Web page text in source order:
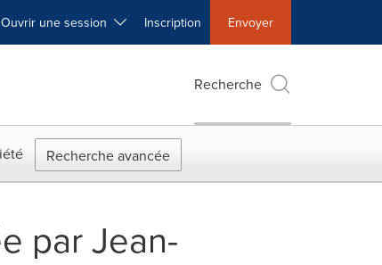
Ouvrir une session Inscription Envoyer
Recherche
Recherche avancée
par Jean-